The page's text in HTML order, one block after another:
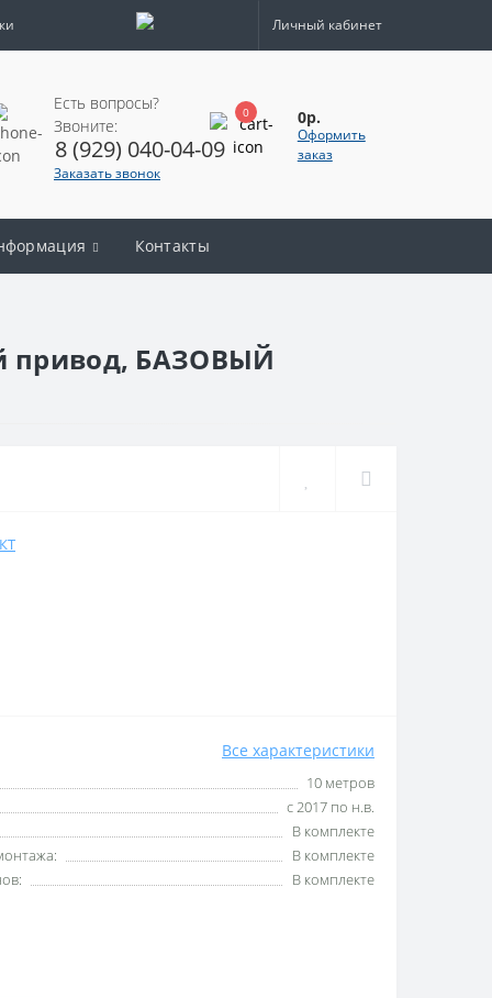
Личный кабинет
Есть вопросы?
Звоните:
8 (929) 040-04-09
Заказать звонок
0 0р.
Оформить
заказ
Контакты
привод, БАЗОВЫЙ
Все характеристики
10 метров
с 2017 по н.в.
В комплекте
В комплекте
В комплекте